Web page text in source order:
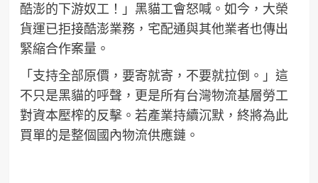
酷澎的下游奴工！」黑貓工會怒喊。如今，大榮
貨運已拒接酷澎業務，宅配通與其他業者也傳出
緊縮合作案量。
「支持全部原價，要寄就寄，不要就拉倒。」這
不只是黑貓的呼聲，更是所有台灣物流基層勞工
對資本壓榨的反擊。若產業持續沉默，終將為此
買單的是整個國內物流供應鏈。